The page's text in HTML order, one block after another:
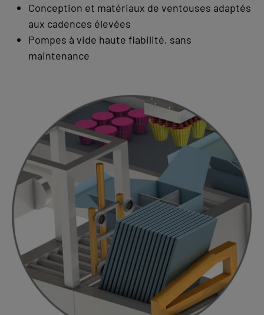
Conception et matériaux de ventouses adaptés
aux cadences élevées
Pompes à vide haute fiabilité, sans
maintenance